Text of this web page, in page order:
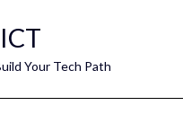
Your Tech Path